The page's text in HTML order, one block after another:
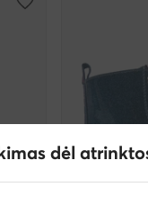
dėl